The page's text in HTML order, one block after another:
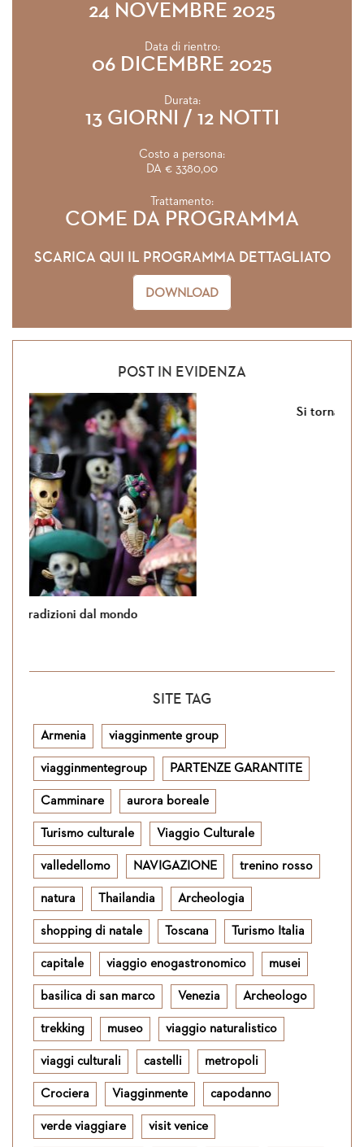
24 NOVEMBRE 2025
Data di rientro:
06 DICEMBRE 2025
Durata:
13 GIORNI / 12 NOTTI
Costo a persona:
DA € 3380,00
Trattamento:
COME DA PROGRAMMA
SCARICA QUI IL PROGRAMMA DETTAGLIATO
DOWNLOAD
POST IN EVIDENZA
Si torna in Giordania
SITE TAG
Armenia viagginmente group
viagginmentegroup PARTENZE GARANTITE
Camminare aurora boreale
Turismo culturale Viaggio Culturale
valledellomo NAVIGAZIONE trenino rosso
natura Thailandia Archeologia
shopping di natale Toscana Turismo Italia
capitale viaggio enogastronomico musei
basilica di san marco Venezia Archeologo
trekking museo viaggio naturalistico
viaggi culturali castelli metropoli
Crociera Viagginmente capodanno
verde viaggiare visit venice